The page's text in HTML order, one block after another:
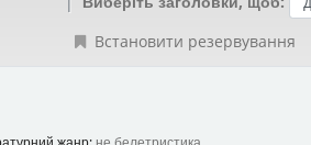
Встановити резервування